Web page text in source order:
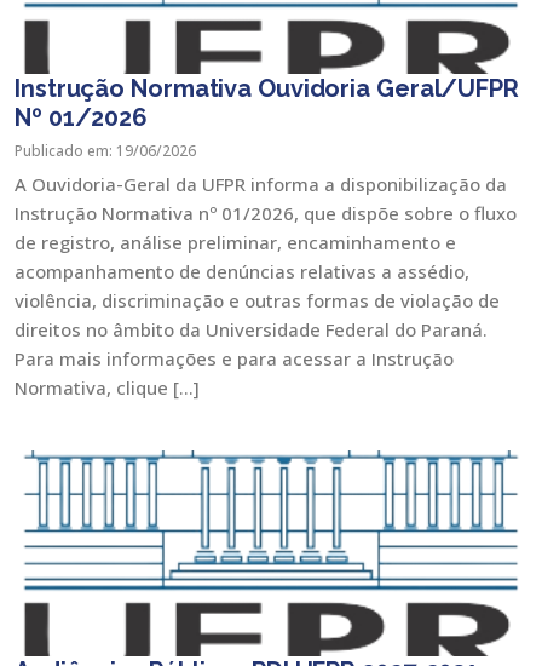
Instrução Normativa Ouvidoria Geral/UFPR
Nº 01/2026
Publicado em: 19/06/2026
A Ouvidoria-Geral da UFPR informa a disponibilização da
Instrução Normativa nº 01/2026, que dispõe sobre o fluxo
de registro, análise preliminar, encaminhamento e
acompanhamento de denúncias relativas a assédio,
violência, discriminação e outras formas de violação de
direitos no âmbito da Universidade Federal do Paraná.
Para mais informações e para acessar a Instrução
Normativa, clique […]